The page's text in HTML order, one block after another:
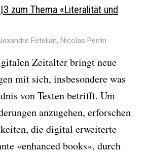
3 zum Thema «Literalität und
Fetelian, Nicolas Perrin
Zeitalter bringt neue
mit sich, insbesondere was
von Texten betrifft. Um
anzugehen, erforschen
die digital erweiterte
«enhanced books», durch